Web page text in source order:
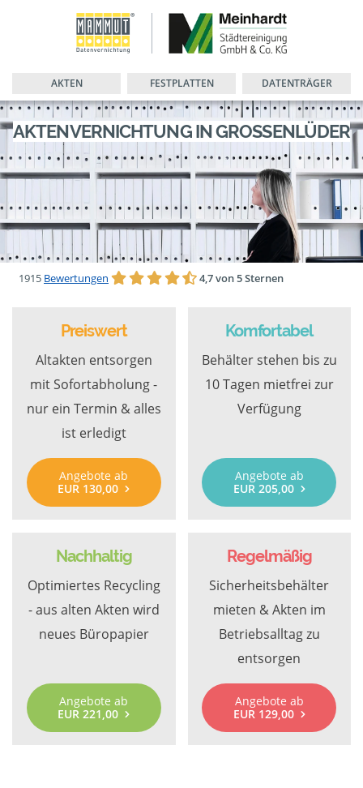
AKTEN FESTPLATTEN DATENTRÄGER
AKTENVERNICHTUNG IN GROSSENLÜDER
1915 Bewertungen 4,7 von 5 Sternen
Preiswert
Altakten entsorgen
mit Sofortabholung -
nur ein Termin & alles
ist erledigt
Angebote ab
EUR 130,00
Komfortabel
Behälter stehen bis zu
10 Tagen mietfrei zur
Verfügung
Angebote ab
EUR 205,00
Nachhaltig
Optimiertes Recycling
- aus alten Akten wird
neues Büropapier
Angebote ab
EUR 221,00
Regelmäßig
Sicherheitsbehälter
mieten & Akten im
Betriebsalltag zu
entsorgen
Angebote ab
EUR 129,00